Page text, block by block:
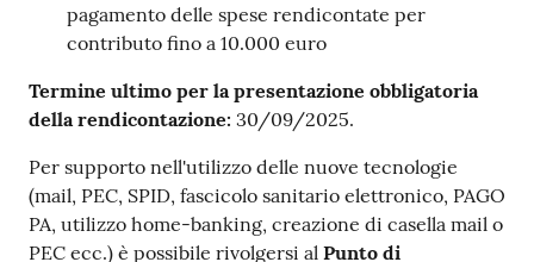
pagamento delle spese rendicontate per
contributo fino a 10.000 euro
Termine ultimo per la presentazione obbligatoria
della rendicontazione: 30/09/2025.
Per supporto nell'utilizzo delle nuove tecnologie
(mail, PEC, SPID, fascicolo sanitario elettronico, PAGO
PA, utilizzo home-banking, creazione di casella mail o
PEC ecc.) è possibile rivolgersi al Punto di